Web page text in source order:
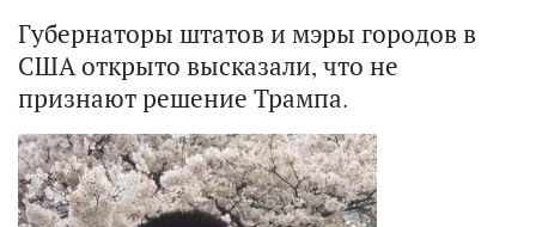
Губернаторы штатов и мэры городов в
США открыто высказали, что не
признают решение Трампа.